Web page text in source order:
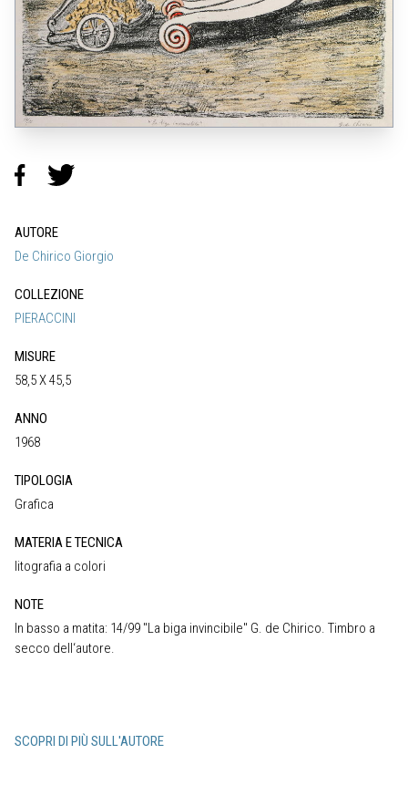
AUTORE
De Chirico Giorgio
COLLEZIONE
PIERACCINI
MISURE
58,5 X 45,5
ANNO
1968
TIPOLOGIA
Grafica
MATERIA E TECNICA
litografia a colori
NOTE
In basso a matita: 14/99 "La biga invincibile" G. de Chirico. Timbro a
secco dell‘autore.
SCOPRI DI PIÙ SULL'AUTORE